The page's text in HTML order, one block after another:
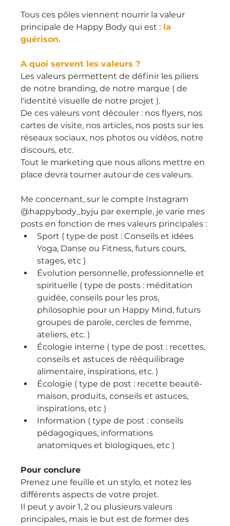
Tous ces pôles viennent nourrir la valeur
principale de Happy Body qui est : la
guérison.
A quoi servent les valeurs ?
Les valeurs permettent de définir les piliers
de notre branding, de notre marque ( de
l'identité visuelle de notre projet ).
De ces valeurs vont découler : nos flyers, nos
cartes de visite, nos articles, nos posts sur les
réseaux sociaux, nos photos ou vidéos, notre
discours, etc.
Tout le marketing que nous allons mettre en
place devra tourner autour de ces valeurs.
Me concernant, sur le compte Instagram
@happybody_byju par exemple, je varie mes
posts en fonction de mes valeurs principales :
Sport ( type de post : Conseils et idées
Yoga, Danse ou Fitness, futurs cours,
stages, etc )
Évolution personnelle, professionnelle et
spirituelle ( type de posts : méditation
guidée, conseils pour les pros,
philosophie pour un Happy Mind, futurs
groupes de parole, cercles de femme,
ateliers, etc. )
Écologie interne ( type de post : recettes,
conseils et astuces de rééquilibrage
alimentaire, inspirations, etc. )
Écologie ( type de post : recette beauté-
maison, produits, conseils et astuces,
inspirations, etc )
Information ( type de post : conseils
pédagogiques, informations
anatomiques et biologiques, etc )
Pour conclure
Prenez une feuille et un stylo, et notez les
différents aspects de votre projet.
Il peut y avoir 1, 2 ou plusieurs valeurs
principales, mais le but est de former des